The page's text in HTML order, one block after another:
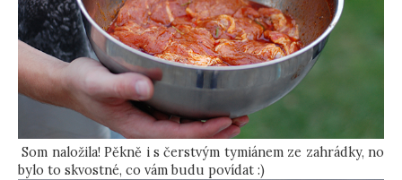
Som naložila! Pěkně i s čerstvým tymiánem ze zahrádky, no
bylo to skvostné, co vám budu povídat :)